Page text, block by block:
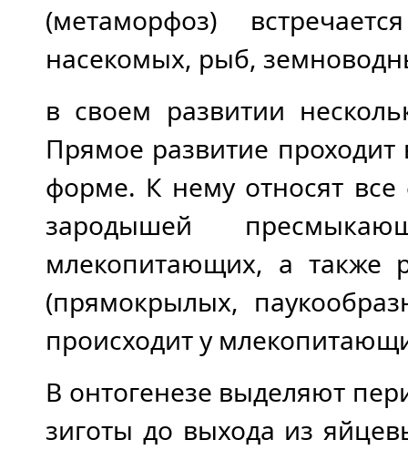
(метаморфоз)
насекомых, рыб,
в своем развитии
Прямое развитие
форме. К нему относят
зародышей
млекопитающих, а также
(прямокрылых,
происходит у
В онтогенезе выделяют
зиготы до выхода из